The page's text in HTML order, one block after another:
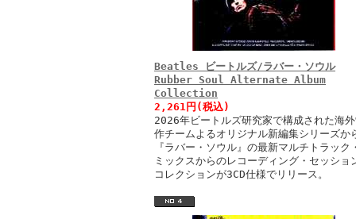
Beatles ビートルズ/ラバー・ソウル
Rubber Soul Alternate Album
Collection
2,261円(税込)
2026年ビートルズ研究家で構成された海外
作チームよるオリジナル新編集シリーズか
『ラバー・ソウル』の最新マルチトラック
ミックスからのレコーディング・セッショ
コレクションが3CD仕様でリリース。